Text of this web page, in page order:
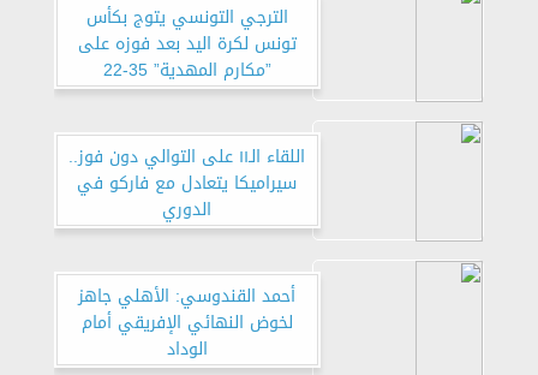
الترجي التونسي يتوج بكأس
تونس لكرة اليد بعد فوزه على
”مكارم المهدية” 35-22
اللقاء الـ١١ على التوالي دون فوز..
سيراميكا يتعادل مع فاركو في
الدوري
أحمد القندوسي: الأهلي جاهز
لخوض النهائي الإفريقي أمام
الوداد